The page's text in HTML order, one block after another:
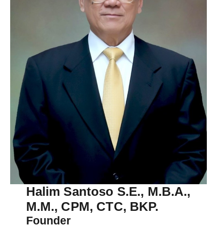
Halim Santoso S.E., M.B.A.,
M.M., CPM, CTC, BKP.
Founder